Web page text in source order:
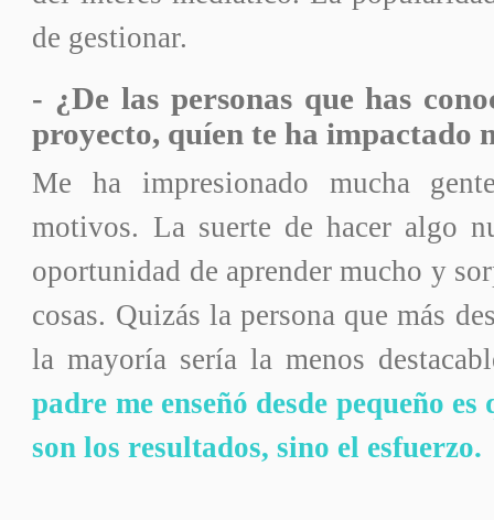
de gestionar.
- ¿De las personas que has
proyecto, quíen te ha impactado
Me ha impresionado mucha
motivos. La suerte de hacer algo
oportunidad de aprender mucho y
cosas. Quizás la persona que más
la mayoría sería la menos
padre me enseñó desde pequeño
son los resultados, sino el esfuerzo.